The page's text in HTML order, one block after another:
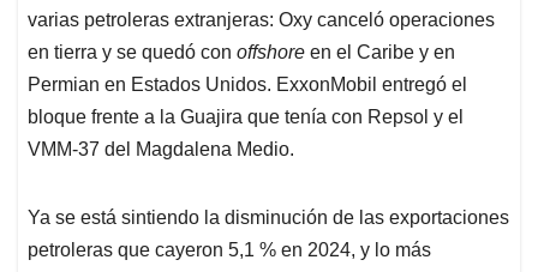
varias petroleras extranjeras: Oxy canceló operaciones
en tierra y se quedó con offshore en el Caribe y en
Permian en Estados Unidos. ExxonMobil entregó el
bloque frente a la Guajira que tenía con Repsol y el
VMM-37 del Magdalena Medio.
Ya se está sintiendo la disminución de las exportaciones
petroleras que cayeron 5,1 % en 2024, y lo más